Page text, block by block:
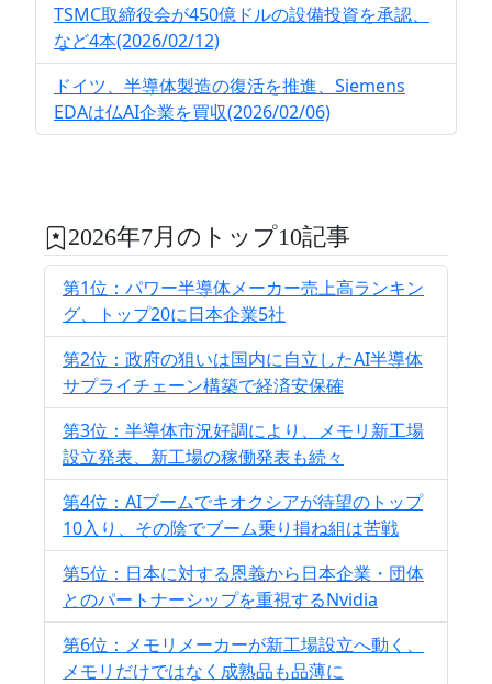
TSMC取締役会が450億ドルの設備投資を承認、
など4本(2026/02/12)
ドイツ、半導体製造の復活を推進、Siemens
EDAは仏AI企業を買収(2026/02/06)
2026年7月のトップ10記事
第1位：パワー半導体メーカー売上高ランキン
グ、トップ20に日本企業5社
第2位：政府の狙いは国内に自立したAI半導体
サプライチェーン構築で経済安保確
第3位：半導体市況好調により、メモリ新工場
設立発表、新工場の稼働発表も続々
第4位：AIブームでキオクシアが待望のトップ
10入り、その陰でブーム乗り損ね組は苦戦
第5位：日本に対する恩義から日本企業・団体
とのパートナーシップを重視するNvidia
第6位：メモリメーカーが新工場設立へ動く、
メモリだけではなく成熟品も品薄に